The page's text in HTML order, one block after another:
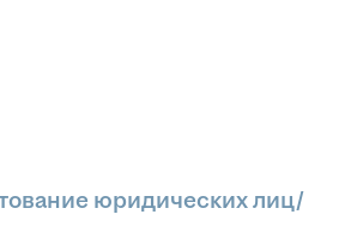
юридических лиц/